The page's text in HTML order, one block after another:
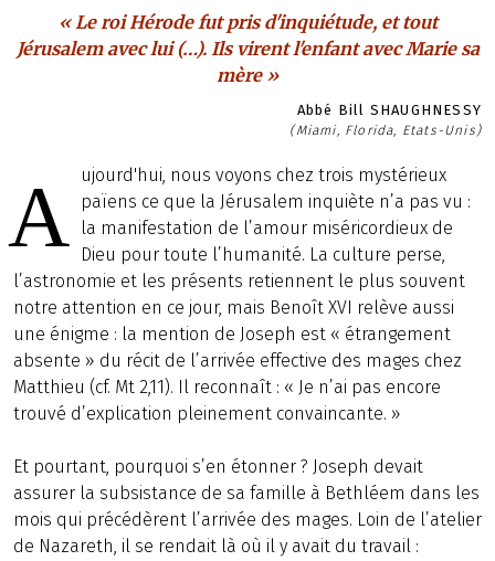
« Le roi Hérode fut pris d'inquiétude, et tout
Jérusalem avec lui (…). Ils virent l'enfant avec Marie sa
mère »
Abbé Bill SHAUGHNESSY
(Miami, Florida, Etats-Unis)
A
ujourd'hui, nous voyons chez trois mystérieux
païens ce que la Jérusalem inquiète n’a pas vu :
la manifestation de l’amour miséricordieux de
Dieu pour toute l’humanité. La culture perse,
l’astronomie et les présents retiennent le plus souvent
notre attention en ce jour, mais Benoît XVI relève aussi
une énigme : la mention de Joseph est « étrangement
absente » du récit de l’arrivée effective des mages chez
Matthieu (cf. Mt 2,11). Il reconnaît : « Je n’ai pas encore
trouvé d’explication pleinement convaincante. »
Et pourtant, pourquoi s’en étonner ? Joseph devait
assurer la subsistance de sa famille à Bethléem dans les
mois qui précédèrent l’arrivée des mages. Loin de l’atelier
de Nazareth, il se rendait là où il y avait du travail :